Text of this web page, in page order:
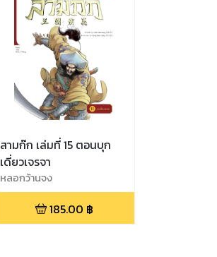
สามก๊ก เล่มที่ 15 ตอนบุก
เดี่ยวเจรจา
หลอกว้านจง
185.00 ฿